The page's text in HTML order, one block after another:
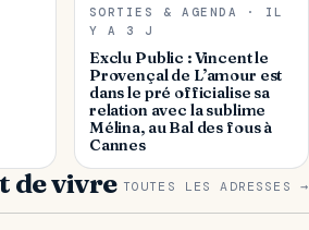
SORTIES & AGENDA · IL
Y A 3 J
Exclu Public : Vincent le
Provençal de L’amour est
dans le pré officialise sa
relation avec la sublime
Mélina, au Bal des fous à
Cannes
de vivre TOUTES LES ADRESSES →